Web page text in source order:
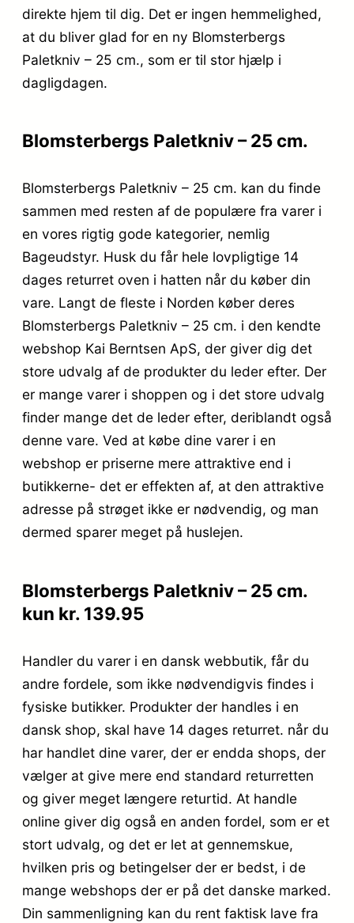
direkte hjem til dig. Det er ingen hemmelighed,
at du bliver glad for en ny Blomsterbergs
Paletkniv – 25 cm., som er til stor hjælp i
dagligdagen.
Blomsterbergs Paletkniv – 25 cm.
Blomsterbergs Paletkniv – 25 cm. kan du finde
sammen med resten af de populære fra varer i
en vores rigtig gode kategorier, nemlig
Bageudstyr. Husk du får hele lovpligtige 14
dages returret oven i hatten når du køber din
vare. Langt de fleste i Norden køber deres
Blomsterbergs Paletkniv – 25 cm. i den kendte
webshop Kai Berntsen ApS, der giver dig det
store udvalg af de produkter du leder efter. Der
er mange varer i shoppen og i det store udvalg
finder mange det de leder efter, deriblandt også
denne vare. Ved at købe dine varer i en
webshop er priserne mere attraktive end i
butikkerne- det er effekten af, at den attraktive
adresse på strøget ikke er nødvendig, og man
dermed sparer meget på huslejen.
Blomsterbergs Paletkniv – 25 cm.
kun kr. 139.95
Handler du varer i en dansk webbutik, får du
andre fordele, som ikke nødvendigvis findes i
fysiske butikker. Produkter der handles i en
dansk shop, skal have 14 dages returret. når du
har handlet dine varer, der er endda shops, der
vælger at give mere end standard returretten
og giver meget længere returtid. At handle
online giver dig også en anden fordel, som er et
stort udvalg, og det er let at gennemskue,
hvilken pris og betingelser der er bedst, i de
mange webshops der er på det danske marked.
Din sammenligning kan du rent faktisk lave fra